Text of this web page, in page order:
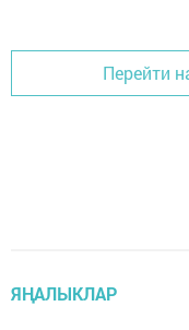
Перейти
ЯҢАЛЫКЛАР